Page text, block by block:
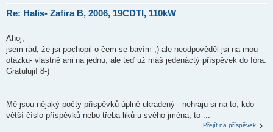
Re: Halis- Zafira B, 2006, 19CDTI, 110kW
Ahoj,
jsem rád, že jsi pochopil o čem se bavím ;) ale neodpověděl jsi na mou
otázku- vlastně ani na jednu, ale teď už máš jedenáctý příspěvek do fóra.
Gratuluji! 8-)
Mě jsou nějaký počty příspěvků úplně ukradený - nehraju si na to, kdo
větší číslo příspěvků nebo třeba liků u svého jména, to ...
Přejít na příspěvek